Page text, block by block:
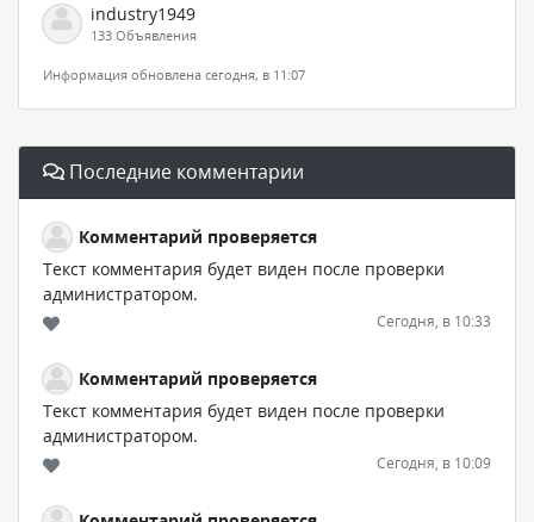
industry1949
133 Объявления
Информация обновлена сегодня, в 11:07
Последние комментарии
Комментарий проверяется
Текст комментария будет виден после проверки
администратором.
Сегодня, в 10:33
Комментарий проверяется
Текст комментария будет виден после проверки
администратором.
Сегодня, в 10:09